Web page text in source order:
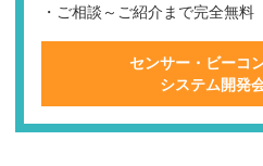
・ご相談～ご紹介まで完全無料
センサー・ビーコ
システム開発